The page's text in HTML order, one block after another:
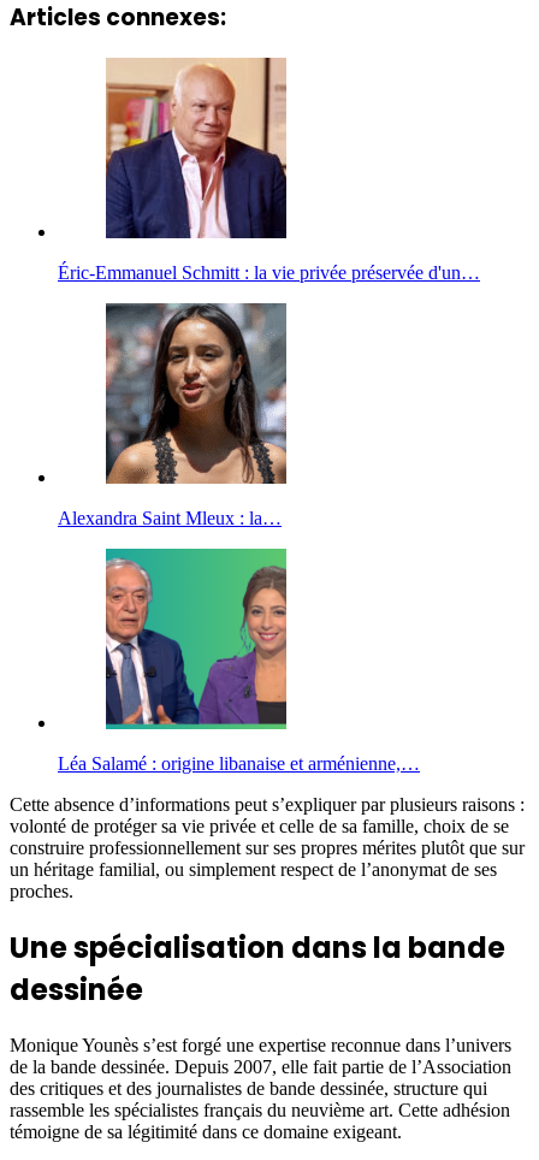
Articles connexes:
Éric-Emmanuel Schmitt : la vie privée préservée d'un…
Alexandra Saint Mleux : la…
Léa Salamé : origine libanaise et arménienne,…
Cette absence d’informations peut s’expliquer par plusieurs raisons :
volonté de protéger sa vie privée et celle de sa famille, choix de se
construire professionnellement sur ses propres mérites plutôt que sur
un héritage familial, ou simplement respect de l’anonymat de ses
proches.
Une spécialisation dans la bande
dessinée
Monique Younès s’est forgé une expertise reconnue dans l’univers
de la bande dessinée. Depuis 2007, elle fait partie de l’Association
des critiques et des journalistes de bande dessinée, structure qui
rassemble les spécialistes français du neuvième art. Cette adhésion
témoigne de sa légitimité dans ce domaine exigeant.